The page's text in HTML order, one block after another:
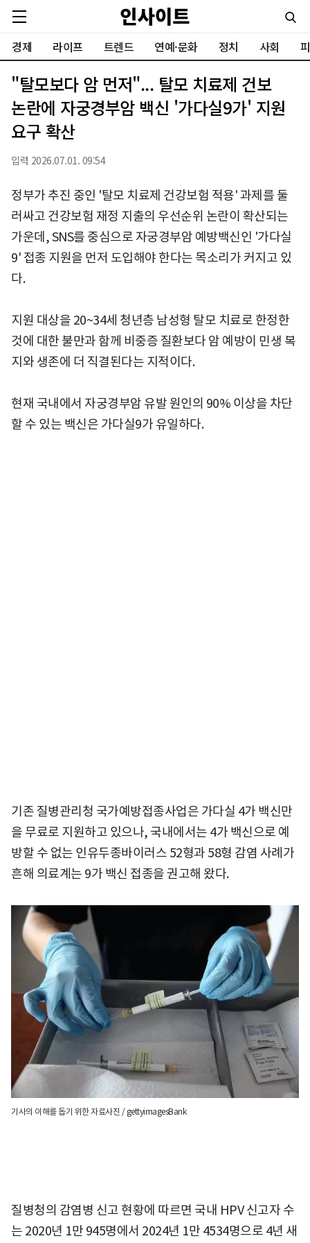
경제 라이프 트렌드 연예·문화 정치 사회
"탈모보다 암 먼저"... 탈모 치료제 건보
논란에 자궁경부암 백신 '가다실9가' 지원
요구 확산
입력 2026.07.01. 09:54
정부가 추진 중인 '탈모 치료제 건강보험 적용' 과제를 둘
러싸고 건강보험 재정 지출의 우선순위 논란이 확산되는
가운데, SNS를 중심으로 자궁경부암 예방백신인 '가다실
9' 접종 지원을 먼저 도입해야 한다는 목소리가 커지고 있
다.
지원 대상을 20~34세 청년층 남성형 탈모 치료로 한정한
것에 대한 불만과 함께 비중증 질환보다 암 예방이 민생 복
지와 생존에 더 직결된다는 지적이다.
현재 국내에서 자궁경부암 유발 원인의 90% 이상을 차단
할 수 있는 백신은 가다실9가 유일하다.
기존 질병관리청 국가예방접종사업은 가다실 4가 백신만
을 무료로 지원하고 있으나, 국내에서는 4가 백신으로 예
방할 수 없는 인유두종바이러스 52형과 58형 감염 사례가
흔해 의료계는 9가 백신 접종을 권고해 왔다.
기사의 이해를 돕기 위한 자료사진 / gettyimagesBank
질병청의 감염병 신고 현황에 따르면 국내 HPV 신고자 수
는 2020년 1만 945명에서 2024년 1만 4534명으로 4년 새